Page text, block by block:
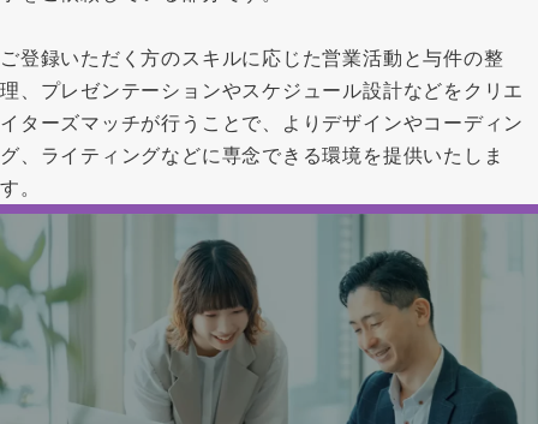
ご登録いただく方のスキルに応じた営業活動と与件の整
理、プレゼンテーションやスケジュール設計などをクリエ
イターズマッチが行うことで、よりデザインやコーディン
グ、ライティングなどに専念できる環境を提供いたしま
す。